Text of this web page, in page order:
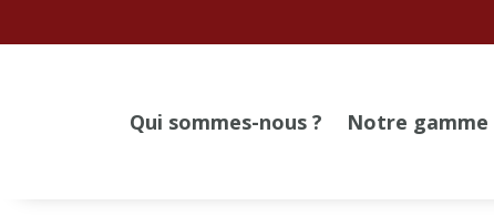
Qui sommes-nous ? Notre gamme